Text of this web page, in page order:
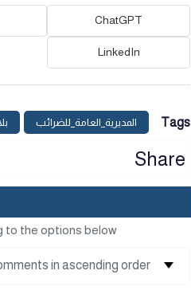
ChatGPT
LinkedIn
Tags المديرية_العامة_للضرائب
Share
to the options below